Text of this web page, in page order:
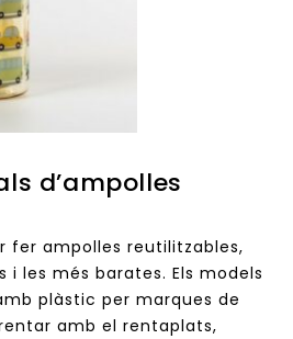
d’ampolles
fer ampolles reutilitzables,
i les més barates. Els models
plàstic per marques de
amb el rentaplats,